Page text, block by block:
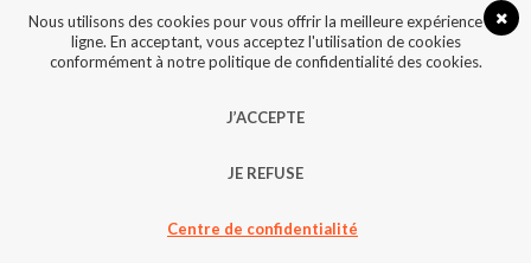
3 Rue Saint-Amand, 66000 Perpignan
© 2026, Tous droits réservés - Design &
Nous utilisons des cookies pour vous offrir la meilleure expérience en
ligne. En acceptant, vous acceptez l'utilisation de cookies
conformément à notre politique de confidentialité des cookies.
J’ACCEPTE
JE REFUSE
Centre de confidentialité